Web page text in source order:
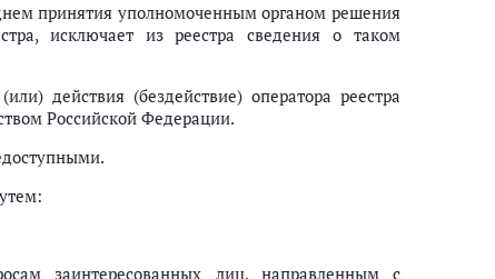
принятия уполномоченным органом решения
исключает из реестра сведения о таком
действия (бездействие) оператора реестра
Российской Федерации.
заинтересованных лиц, направленным с